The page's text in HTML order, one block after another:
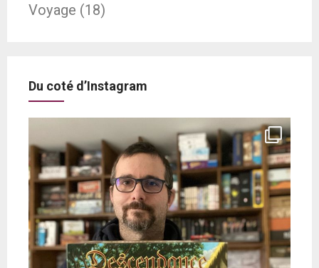
Voyage (18)
Du coté d’Instagram